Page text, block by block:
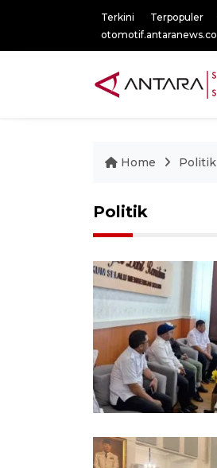
Terkini Terpopuler
Home Politik
Politik